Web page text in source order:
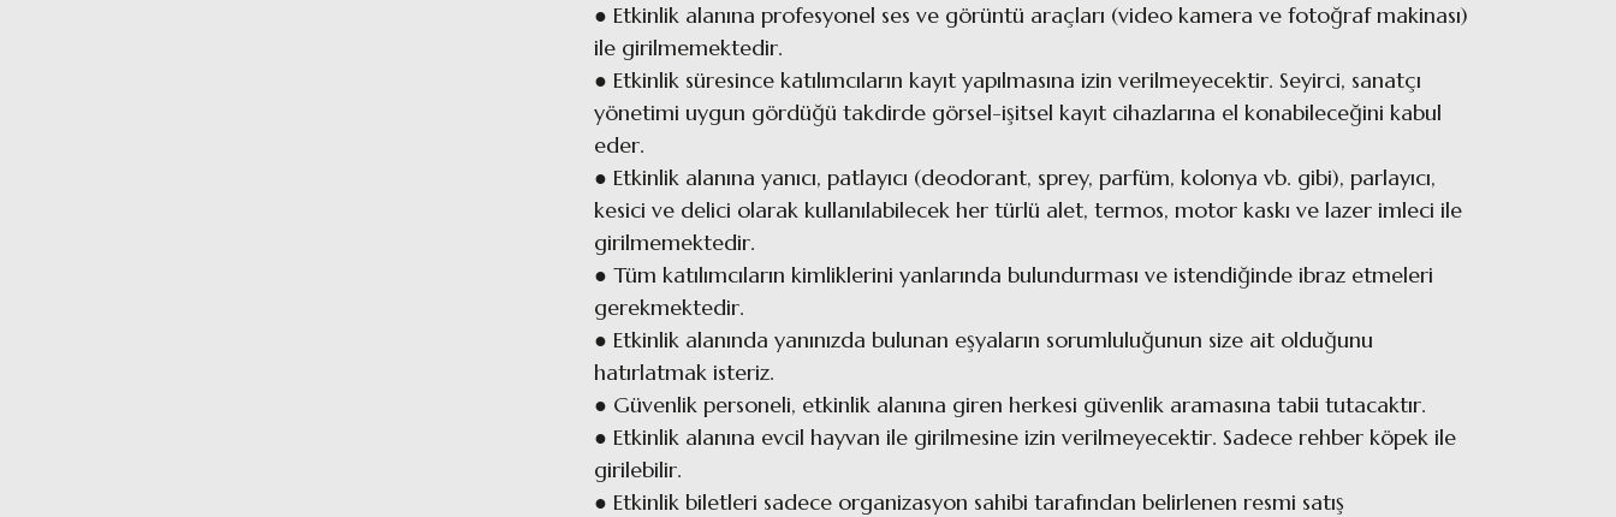
● Etkinlik alanına profesyonel ses ve görüntü araçları (video kamera ve fotoğraf makinası)
ile girilmemektedir.
● Etkinlik süresince katılımcıların kayıt yapılmasına izin verilmeyecektir. Seyirci, sanatçı
yönetimi uygun gördüğü takdirde görsel-işitsel kayıt cihazlarına el konabileceğini kabul
eder.
● Etkinlik alanına yanıcı, patlayıcı (deodorant, sprey, parfüm, kolonya vb. gibi), parlayıcı,
kesici ve delici olarak kullanılabilecek her türlü alet, termos, motor kaskı ve lazer imleci ile
girilmemektedir.
● Tüm katılımcıların kimliklerini yanlarında bulundurması ve istendiğinde ibraz etmeleri
gerekmektedir.
● Etkinlik alanında yanınızda bulunan eşyaların sorumluluğunun size ait olduğunu
hatırlatmak isteriz.
● Güvenlik personeli, etkinlik alanına giren herkesi güvenlik aramasına tabii tutacaktır.
● Etkinlik alanına evcil hayvan ile girilmesine izin verilmeyecektir. Sadece rehber köpek ile
girilebilir.
● Etkinlik biletleri sadece organizasyon sahibi tarafından belirlenen resmi satış